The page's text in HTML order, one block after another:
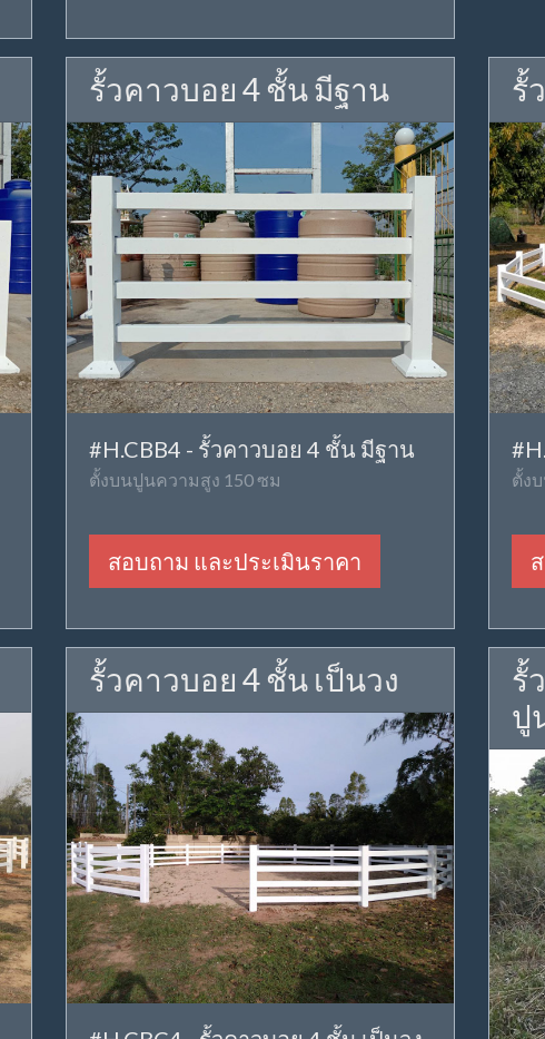
รั้วคาวบอย 4 ชั้น มีฐาน
#H.CBB4 - รั้วคาวบอย 4 ชั้น มีฐาน
ตั้งบนปูนความสูง 150 ซม
สอบถาม และประเมินราคา
รั้
ตั้ง
รั้วคาวบอย 4 ชั้น เป็นวง
รั้
ปู